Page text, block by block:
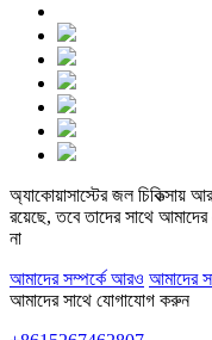
অ্যাকোয়াসাস্টের জল চিকিত্সায়
রয়েছে, তবে তাদের সাথে
না
আমাদের সম্পর্কে আরও আমাদের
আমাদের সাথে যোগাযোগ করুন